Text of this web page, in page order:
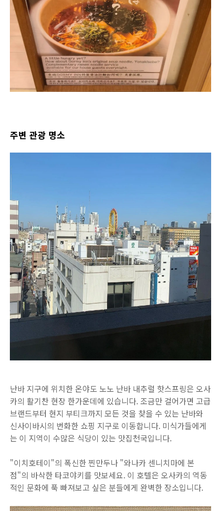
주변 관광 명소
난바 지구에 위치한 온야도 노노 난바 내추럴 핫스프링은 오사
카의 활기찬 현장 한가운데에 있습니다. 조금만 걸어가면 고급
브랜드부터 현지 부티크까지 모든 것을 찾을 수 있는 난바와
신사이바시의 번화한 쇼핑 지구로 이동합니다. 미식가들에게
는 이 지역이 수많은 식당이 있는 맛집천국입니다.
"이치호테이"의 폭신한 찐만두나 "와나카 센니치마에 본
점"의 바삭한 타코야키를 맛보세요. 이 호텔은 오사카의 역동
적인 문화에 푹 빠져보고 싶은 분들에게 완벽한 장소입니다.